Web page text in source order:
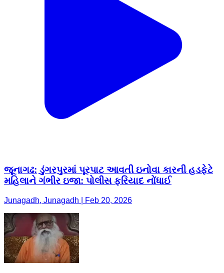
જૂનાગઢ: ડુંગરપુરમાં પૂરપાટ આવતી ઇનોવા કારની હડફેટે
મહિલાને ગંભીર ઇજા: પોલીસ ફરિયાદ નોંધાઈ
Junagadh, Junagadh | Feb 20, 2026